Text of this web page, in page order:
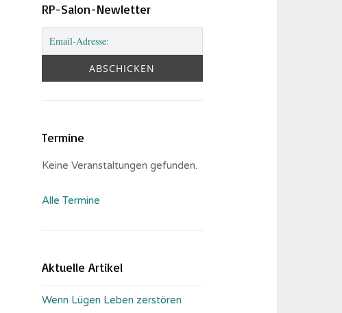
RP-Salon-Newletter
Termine
Keine Veranstaltungen gefunden.
Alle Termine
Aktuelle Artikel
Wenn Lügen Leben zerstören